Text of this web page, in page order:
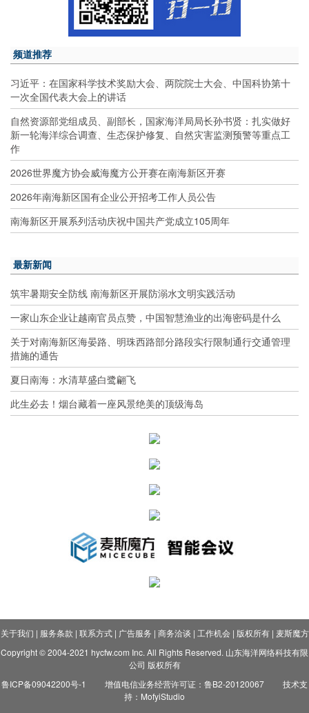
频道推荐
习近平：在国家科学技术奖励大会、两院院士大会、中国科协第十
一次全国代表大会上的讲话
自然资源部党组成员、副部长，国家海洋局局长孙书贤：扎实做好
新一轮海洋综合调查、生态保护修复、自然灾害监测预警等重点工
作
2026世界魔方协会威海魔方公开赛在南海新区开赛
2026年南海新区国有企业公开招考工作人员公告
南海新区开展系列活动庆祝中国共产党成立105周年
最新新闻
筑牢暑期安全防线 南海新区开展防溺水文明实践活动
一家山东企业让越南官员点赞，中国智慧渔业的出海密码是什么
关于对南海新区海晏路、明珠西路部分路段实行限制通行交通管理
措施的通告
夏日南海：水清草盛白鹭翩飞
此生必去！烟台藏着一座风景绝美的顶级海岛
关于我们 | 服务条款 | 联系方式| 广告服务 | 商务洽谈 | 工作机会| 版权所有| 麦斯魔方
Copyright © 2004-2021 hycfw.com Inc. All Rights Reserved. 山东海洋网络科技有限
公司 版权所有
鲁ICP备09042200号-1
增值电信业务经营许可证：鲁B2-20120067
技术支
持：MofyiStudio